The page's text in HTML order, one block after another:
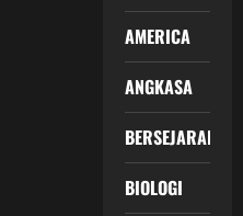
AMERICA
ANGKASA
BERSEJARAH
BIOLOGI